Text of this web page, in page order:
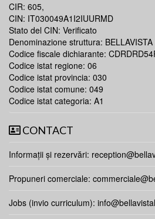
CIR: 605,
CIN: IT030049A1I2IUURMD
Stato del CIN: Verificato
Denominazione struttura: BELLAVISTA
Codice fiscale dichiarante:
Codice istat regione: 06
Codice istat provincia: 030
Codice istat comune: 049
Codice istat categoria: A1
CONTACT
Informații și rezervări:
Propuneri comerciale:
Jobs (invio curriculum):